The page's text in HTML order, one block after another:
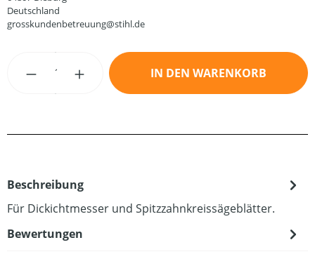
Deutschland
grosskundenbetreuung@stihl.de
Produkt Anzahl: Gib den gewünschten
IN DEN WARENKORB
Beschreibung
Für Dickichtmesser und Spitzzahnkreissägeblätter.
Bewertungen